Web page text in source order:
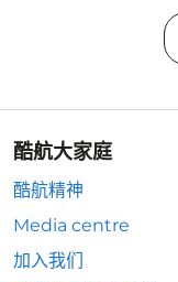
酷航大家庭
酷航精神
Media centre
加入我们